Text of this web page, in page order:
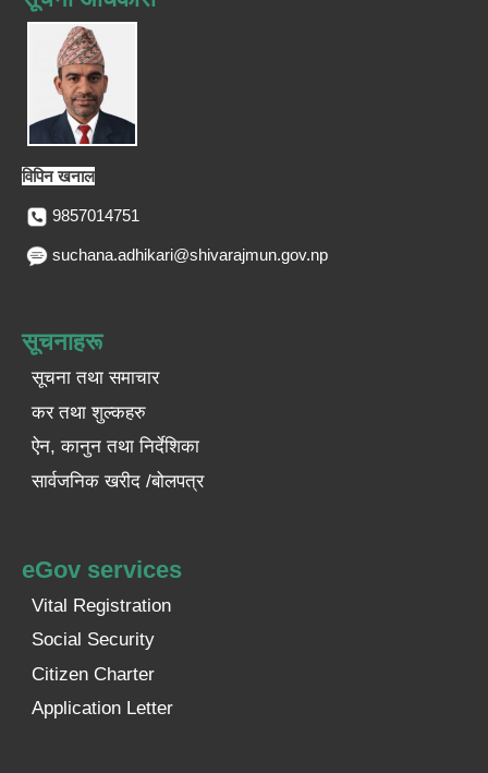
विपिन खनाल
9857014751
suchana.adhikari@shivarajmun.gov.np
सूचनाहरू
सूचना तथा समाचार
कर तथा शुल्कहरु
ऐन, कानुन तथा निर्देशिका
सार्वजनिक खरीद /बोलपत्र
eGov services
Vital Registration
Social Security
Citizen Charter
Application Letter